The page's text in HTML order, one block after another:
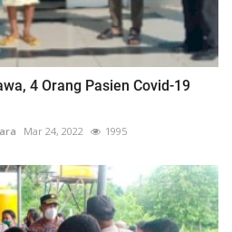
4 Orang Pasien Covid-19
Mar 24, 2022 1995